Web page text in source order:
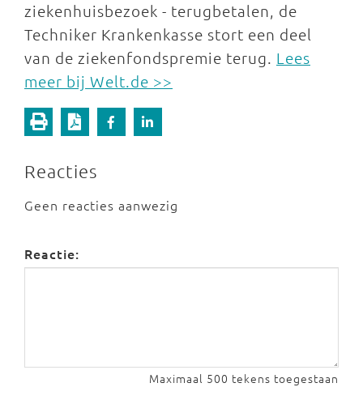
ziekenhuisbezoek - terugbetalen, de
Techniker Krankenkasse stort een deel
van de ziekenfondspremie terug. Lees
meer bij Welt.de >>
Reacties
Geen reacties aanwezig
Reactie:
Maximaal 500 tekens toegestaan